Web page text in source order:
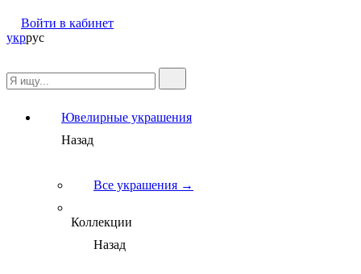
Войти в кабинет
укррус
Ювелирные украшения
Назад
Все украшения →
Коллекции
Назад